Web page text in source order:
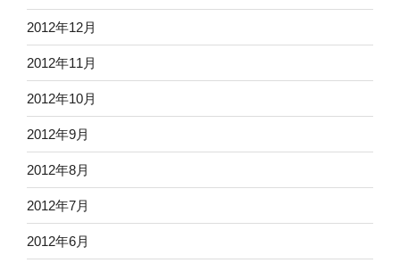
2012年12月
2012年11月
2012年10月
2012年9月
2012年8月
2012年7月
2012年6月